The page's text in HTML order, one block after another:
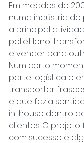
Em meados de
numa indústria de
a principal
polietileno,
e vender para
Num certo
parte logística e
transportar
e que fazia
in-house dentro
clientes. O
com sucesso e